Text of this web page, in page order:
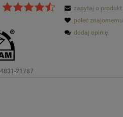
4831-21787
zapytaj o produkt
poleć znajomemu
dodaj opinię